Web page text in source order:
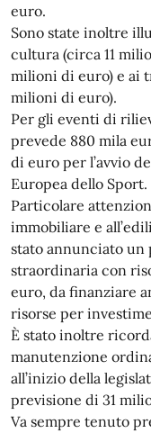
euro.
Sono state inoltre
cultura (circa 11
milioni di euro) e ai
milioni di euro).
Per gli eventi di
prevede 880 mila
di euro per l’avvio
Europea dello Sport.
Particolare
immobiliare e
stato annunciato un
straordinaria con
euro, da finanziare
risorse per
È stato inoltre
manutenzione
all’inizio della
previsione di 31
Va sempre tenuto